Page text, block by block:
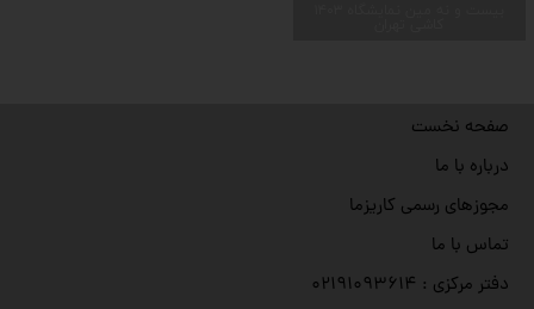
صفحه نخست
درباره با ما
مجوزهای رسمی کاریزما
تماس با ما
دفتر مرکزی : ۰۲۱۹۱۰۹۳۶۱۴